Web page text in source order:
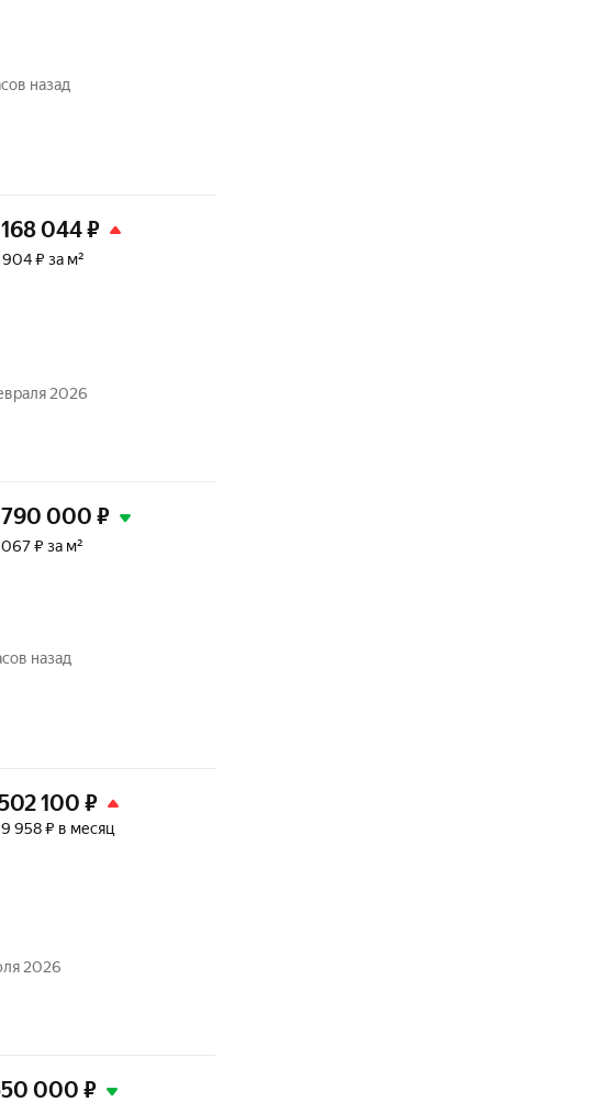
назад
044₽
₽ за м²
2026
790 000 ₽
₽ за м²
назад
100 ₽
958 ₽ в месяц
2026
000 ₽